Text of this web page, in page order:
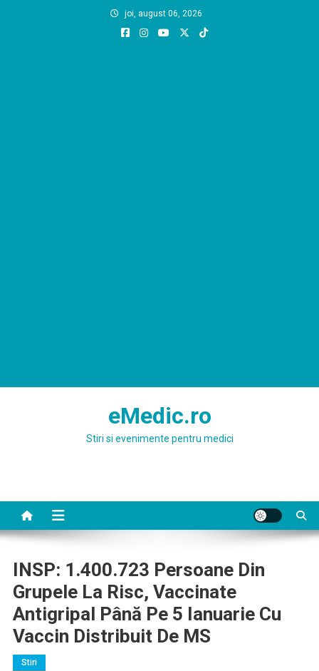
joi, august 06, 2026
eMedic.ro
Stiri si evenimente pentru medici
INSP: 1.400.723 Persoane Din
Grupele La Risc, Vaccinate
Antigripal Până Pe 5 Ianuarie Cu
Vaccin Distribuit De MS
Stiri